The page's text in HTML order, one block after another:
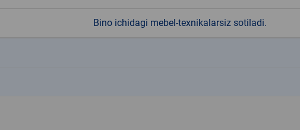
Bino ichidagi mebel-texnikalarsiz sotiladi.